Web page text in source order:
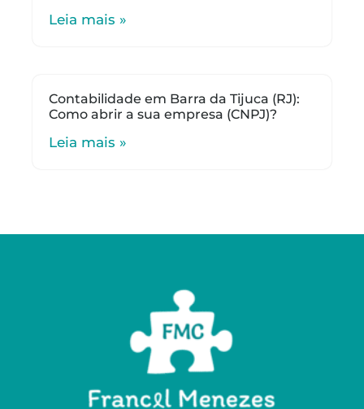
Leia mais »
Contabilidade em Barra da Tijuca (RJ):
Como abrir a sua empresa (CNPJ)?
Leia mais »